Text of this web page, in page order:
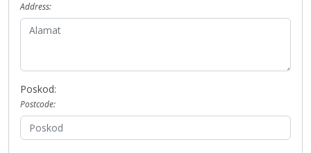
Address:
Poskod:
Postcode: